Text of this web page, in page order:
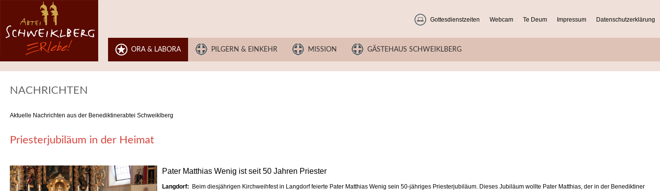
Gottesdienstzeiten Webcam Te Deum Impressum Datenschutzerklärung
ORA & LABORA PILGERN & EINKEHR MISSION GÄSTEHAUS SCHWEIKLBERG
NACHRICHTEN
Aktuelle Nachrichten aus der Benediktinerabtei Schweiklberg
Priesterjubiläum in der Heimat
Pater Matthias Wenig ist seit 50 Jahren Priester
Langdorf: Beim diesjährigen Kirchweihfest in Langdorf feierte Pater Matthias Wenig sein 50-jähriges Priesterjubiläum. Dieses Jubiläum wollte Pater Matthias, der in der Benediktiner